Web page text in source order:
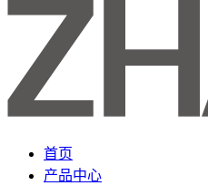
首页
产品中心